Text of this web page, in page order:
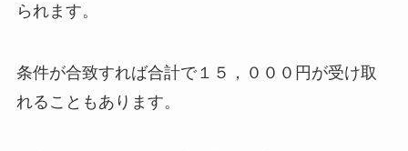
られます。
条件が合致すれば合計で１５，０００円が受け取
れることもあります。